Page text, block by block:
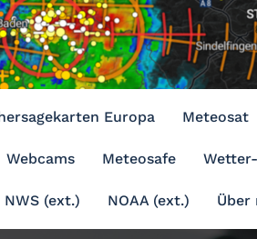
Europa Meteosat
Webcams Meteosafe
NWS (ext.) NOAA (ext.) Über